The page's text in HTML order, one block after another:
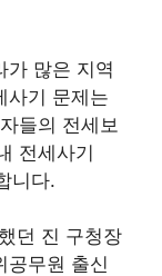
가 많은 지역
사기 문제는
들의 전세보
전세사기
니다.
던 진 구청장
공무원 출신